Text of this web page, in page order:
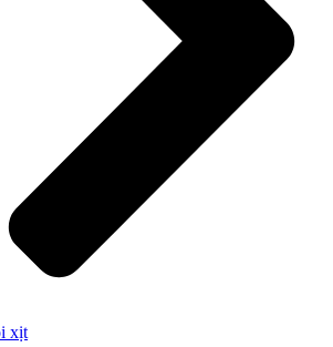
xịt